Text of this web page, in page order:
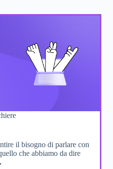
il bisogno di parlare con
che abbiamo da dire